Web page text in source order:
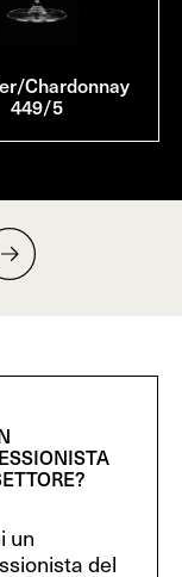
Chardonnay
449/5
un
del